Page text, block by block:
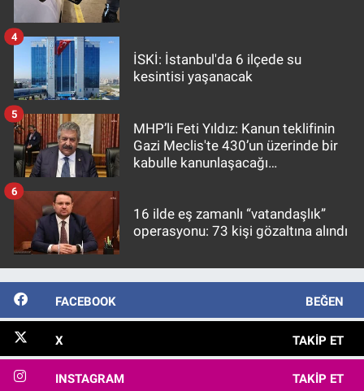
İSKİ: İstanbul'da 6 ilçede su
kesintisi yaşanacak
4
MHP’li Feti Yıldız: Kanun teklifinin
Gazi Meclis'te 430’un üzerinde bir
kabulle kanunlaşacağı
5
16 ilde eş zamanlı “vatandaşlık”
operasyonu: 73 kişi gözaltına alındı
6
FACEBOOK BEĞEN
X TAKIP ET
INSTAGRAM TAKIP ET